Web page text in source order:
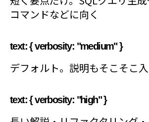
コマンドなどに向く
text: { verbosity: "medium" }
デフォルト。説明もそこそこ
text: { verbosity: "high" }